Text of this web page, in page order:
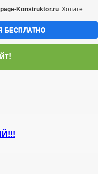
Konstruktor.ru. Хотите
БЕСПЛАТНО